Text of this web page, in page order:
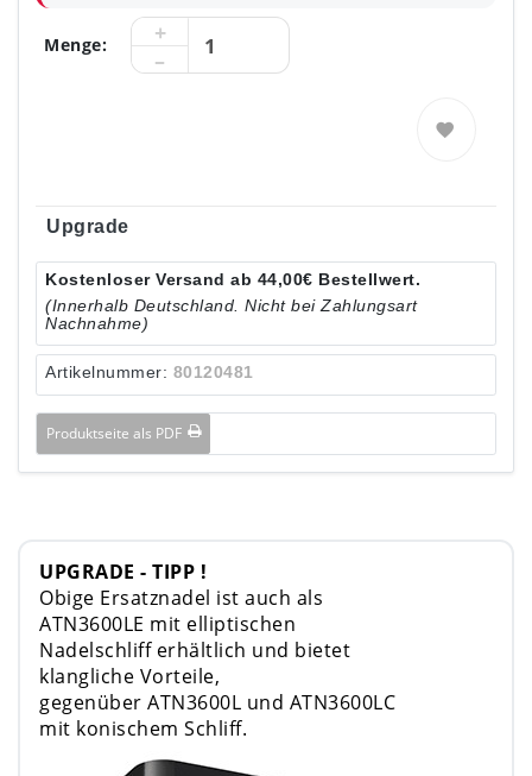
Menge:
Upgrade
Kostenloser Versand ab 44,00€ Bestellwert.
(Innerhalb Deutschland. Nicht bei Zahlungsart
Nachnahme)
Artikelnummer: 80120481
Produktseite als PDF
UPGRADE - TIPP !
Obige Ersatznadel ist auch als
ATN3600LE mit elliptischen
Nadelschliff erhältlich und bietet
klangliche Vorteile,
gegenüber ATN3600L und ATN3600LC
mit konischem Schliff.